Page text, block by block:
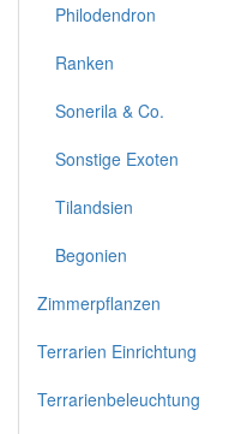
Philodendron
Ranken
Sonerila & Co.
Sonstige Exoten
Tilandsien
Begonien
Zimmerpflanzen
Terrarien Einrichtung
Terrarienbeleuchtung